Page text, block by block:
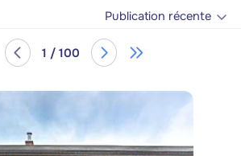
Publication récente
1 / 100